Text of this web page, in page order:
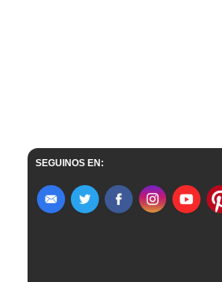
SEGUINOS EN: